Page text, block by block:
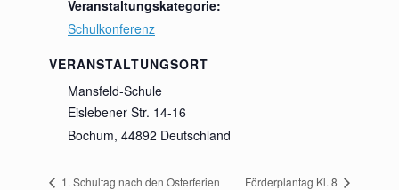
Veranstaltungskategorie:
Schulkonferenz
VERANSTALTUNGSORT
Mansfeld-Schule
Eislebener Str. 14-16
Bochum, 44892 Deutschland
1. Schultag nach den Osterferien Förderplantag Kl. 8